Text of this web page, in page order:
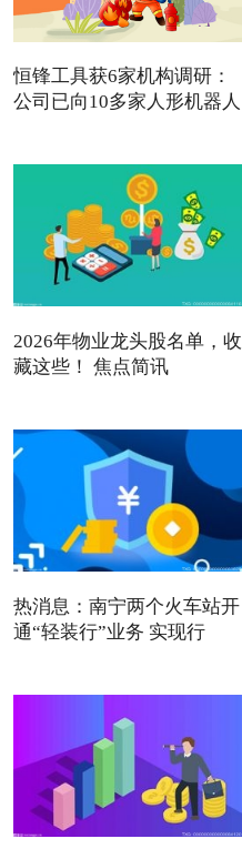
恒锋工具获6家机构调研：
公司已向10多家人形机器人
2026年物业龙头股名单，收
藏这些！ 焦点简讯
热消息：南宁两个火车站开
通“轻装行”业务 实现行